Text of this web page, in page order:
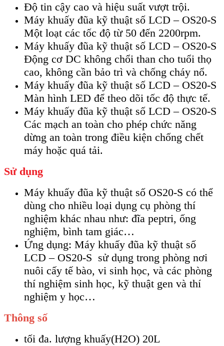
Độ tin cậy cao và hiệu suất vượt trội.
Máy khuấy đũa kỹ thuật số LCD – OS20-S
Một loạt các tốc độ từ 50 đến 2200rpm.
Máy khuấy đũa kỹ thuật số LCD – OS20-S
Động cơ DC không chổi than cho tuổi thọ
cao, không cần bảo trì và chống cháy nổ.
Máy khuấy đũa kỹ thuật số LCD – OS20-S
Màn hình LED để theo dõi tốc độ thực tế.
Máy khuấy đũa kỹ thuật số LCD – OS20-S
Các mạch an toàn cho phép chức năng
dừng an toàn trong điều kiện chống chết
máy hoặc quá tải.
Sử dụng
Máy khuấy đũa kỹ thuật số OS20-S có thể
dùng cho nhiều loại dụng cụ phòng thí
nghiệm khác nhau như: đĩa peptri, ống
nghiệm, bình tam giác…
Ứng dụng: Máy khuấy đũa kỹ thuật số
LCD – OS20-S sử dụng trong phòng nơi
nuôi cấy tế bào, vi sinh học, và các phòng
thí nghiệm sinh học, kỹ thuật gen và thí
nghiệm y học…
Thông số
tối đa. lượng khuấy(H2O) 20L